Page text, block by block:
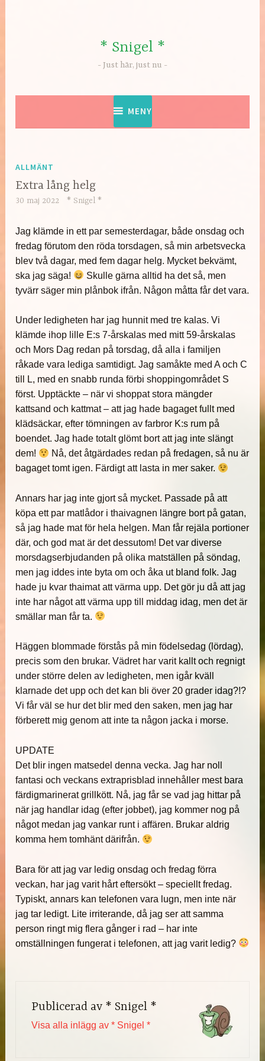
* Snigel *
Just här, just nu
MENY
ALLMÄNT
Extra lång helg
30 maj 2022 * Snigel *
Jag klämde in ett par semesterdagar, både onsdag och
fredag förutom den röda torsdagen, så min arbetsvecka
blev två dagar, med fem dagar helg. Mycket bekvämt,
ska jag säga!
Skulle gärna alltid ha det så, men
tyvärr säger min plånbok ifrån. Någon måtta får det vara.
Under ledigheten har jag hunnit med tre kalas. Vi
klämde ihop lille E:s 7-årskalas med mitt 59-årskalas
och Mors Dag redan på torsdag, då alla i familjen
råkade vara lediga samtidigt. Jag samåkte med A och C
till L, med en snabb runda förbi shoppingområdet S
först. Upptäckte – när vi shoppat stora mängder
kattsand och kattmat – att jag hade bagaget fullt med
klädsäckar, efter tömningen av farbror K:s rum på
boendet. Jag hade totalt glömt bort att jag inte slängt
dem!
Nå, det åtgärdades redan på fredagen, så nu är
bagaget tomt igen. Färdigt att lasta in mer saker.
Annars har jag inte gjort så mycket. Passade på att
köpa ett par matlådor i thaivagnen längre bort på gatan,
så jag hade mat för hela helgen. Man får rejäla portioner
där, och god mat är det dessutom! Det var diverse
morsdagserbjudanden på olika matställen på söndag,
men jag iddes inte byta om och åka ut bland folk. Jag
hade ju kvar thaimat att värma upp. Det gör ju då att jag
inte har något att värma upp till middag idag, men det är
smällar man får ta.
Häggen blommade förstås på min födelsedag (lördag),
precis som den brukar. Vädret har varit kallt och regnigt
under större delen av ledigheten, men igår kväll
klarnade det upp och det kan bli över 20 grader idag?!?
Vi får väl se hur det blir med den saken, men jag har
förberett mig genom att inte ta någon jacka i morse.
UPDATE
Det blir ingen matsedel denna vecka. Jag har noll
fantasi och veckans extraprisblad innehåller mest bara
färdigmarinerat grillkött. Nå, jag får se vad jag hittar på
när jag handlar idag (efter jobbet), jag kommer nog på
något medan jag vankar runt i affären. Brukar aldrig
komma hem tomhänt därifrån.
Bara för att jag var ledig onsdag och fredag förra
veckan, har jag varit hårt eftersökt – speciellt fredag.
Typiskt, annars kan telefonen vara lugn, men inte när
jag tar ledigt. Lite irriterande, då jag ser att samma
person ringt mig flera gånger i rad – har inte
omställningen fungerat i telefonen, att jag varit ledig?
Publicerad av * Snigel *
Visa alla inlägg av * Snigel *